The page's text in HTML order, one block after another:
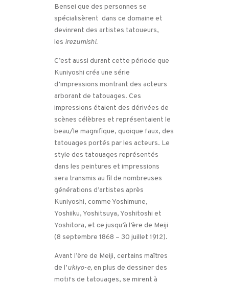
Bensei que des personnes se
spécialisèrent dans ce domaine et
devinrent des artistes tatoueurs,
les irezumishi.
C’est aussi durant cette période que
Kuniyoshi créa une série
d’impressions montrant des acteurs
arborant de tatouages. Ces
impressions étaient des dérivées de
scènes célèbres et représentaient le
beau/le magnifique, quoique faux, des
tatouages portés par les acteurs. Le
style des tatouages représentés
dans les peintures et impressions
sera transmis au fil de nombreuses
générations d’artistes après
Kuniyoshi, comme Yoshimune,
Yoshiiku, Yoshitsuya, Yoshitoshi et
Yoshitora, et ce jusqu’à l’ère de Meiji
(8 septembre 1868 – 30 juillet 1912).
Avant l’ère de Meiji, certains maîtres
de l’ukiyo-e,en plus de dessiner des
motifs de tatouages, se mirent à